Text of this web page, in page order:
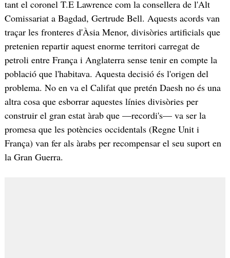
tant el coronel T.E Lawrence com la consellera de l'Alt
Comissariat a Bagdad, Gertrude Bell. Aquests acords van
traçar les fronteres d'Àsia Menor, divisòries artificials que
pretenien repartir aquest enorme territori carregat de
petroli entre França i Anglaterra sense tenir en compte la
població que l'habitava. Aquesta decisió és l'origen del
problema. No en va el Califat que pretén Daesh no és una
altra cosa que esborrar aquestes línies divisòries per
construir el gran estat àrab que —recordi's— va ser la
promesa que les potències occidentals (Regne Unit i
França) van fer als àrabs per recompensar el seu suport en
la Gran Guerra.